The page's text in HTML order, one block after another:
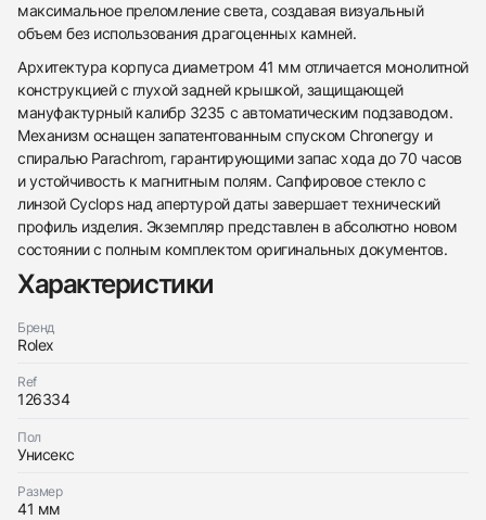
максимальное преломление света, создавая визуальный
объем без использования драгоценных камней.
Архитектура корпуса диаметром 41 мм отличается монолитной
конструкцией с глухой задней крышкой, защищающей
мануфактурный калибр 3235 с автоматическим подзаводом.
Механизм оснащен запатентованным спуском Chronergy и
спиралью Parachrom, гарантирующими запас хода до 70 часов
и устойчивость к магнитным полям. Сапфировое стекло с
линзой Cyclops над апертурой даты завершает технический
профиль изделия. Экземпляр представлен в абсолютно новом
состоянии с полным комплектом оригинальных документов.
Характеристики
Бренд
Rolex
Ref
126334
Пол
Унисекс
Размер
41 ммТрейд-ин часов